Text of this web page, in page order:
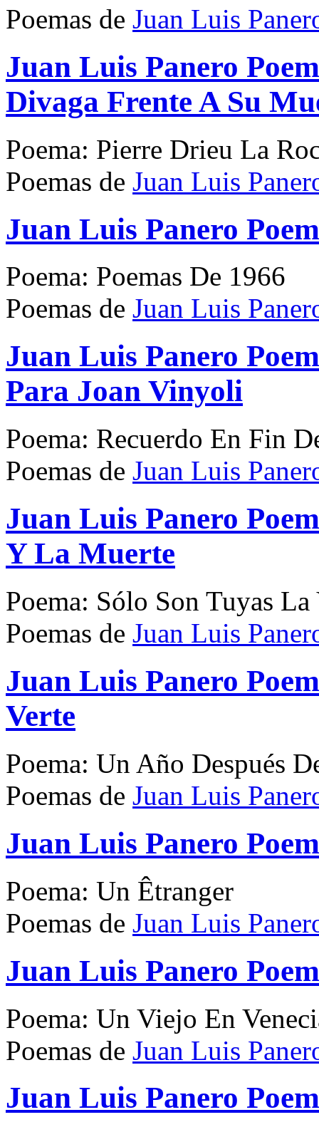
Poemas de Juan Luis
Juan Luis Panero
Divaga Frente A Su
Poema: Pierre Drieu La
Poemas de Juan Luis
Juan Luis Panero
Poema: Poemas De 1966
Poemas de Juan Luis
Juan Luis Panero
Para Joan Vinyoli
Poema: Recuerdo En Fin
Poemas de Juan Luis
Juan Luis Panero
Y La Muerte
Poema: Sólo Son Tuyas
Poemas de Juan Luis
Juan Luis Panero
Verte
Poema: Un Año Después
Poemas de Juan Luis
Juan Luis Panero
Poema: Un Êtranger
Poemas de Juan Luis
Juan Luis Panero
Poema: Un Viejo En
Poemas de Juan Luis
Juan Luis Panero